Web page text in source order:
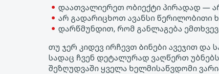
დაათვალიერეთ ობიექტი პირადად —
არ გადარიცხოთ ავანსი წერილობითი
დარწმუნდით, რომ განლაგება
თუ ჯერ კიდევ ირჩევთ Ბინები ავეჯით და
სადაც ჩვენ დეტალურად ვაღწერთ
შეზღუდვაში ყველა ხელმისაწვდომი